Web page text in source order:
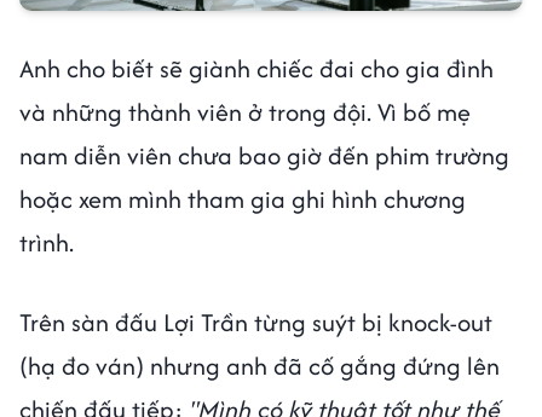
Anh cho biết sẽ giành chiếc đai cho gia đình
và những thành viên ở trong đội. Vì bố mẹ
nam diễn viên chưa bao giờ đến phim trường
hoặc xem mình tham gia ghi hình chương
trình.
Trên sàn đấu Lợi Trần từng suýt bị knock-out
(hạ đo ván) nhưng anh đã cố gắng đứng lên
chiến đấu tiếp: "Mình có kỹ thuật tốt như thế